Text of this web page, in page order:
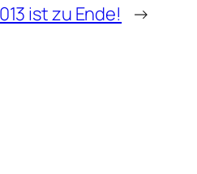
ist zu Ende! →